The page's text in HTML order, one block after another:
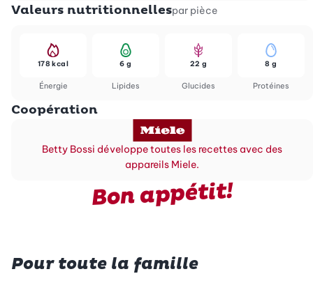
Valeurs nutritionnellespar pièce
Énergie
178 kcal
Lipides
6 g
Glucides
22 g
Protéines
8 g
Coopération
Betty Bossi développe toutes les recettes avec des
appareils Miele.
Bon appétit!
Pour toute la famille